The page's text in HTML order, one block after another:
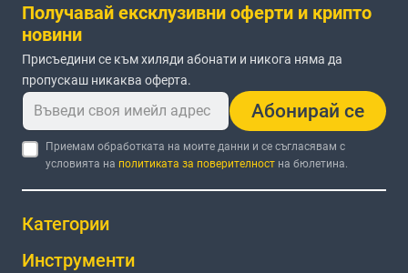
Получавай ексклузивни оферти и крипто
новини
Присъедини се към хиляди абонати и никога няма да
пропускаш никаква оферта.
Абонирай се
Приемам обработката на моите данни и се съгласявам с
условията на политиката за поверителност на бюлетина.
Категории
Инструменти